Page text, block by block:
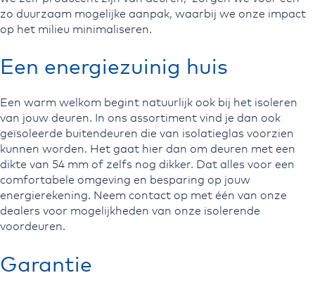
zo duurzaam mogelijke aanpak, waarbij we onze impact
op het milieu minimaliseren.
Een energiezuinig huis
Een warm welkom begint natuurlijk ook bij het isoleren
van jouw deuren. In ons assortiment vind je dan ook
geïsoleerde buitendeuren die van isolatieglas voorzien
kunnen worden. Het gaat hier dan om deuren met een
dikte van 54 mm of zelfs nog dikker. Dat alles voor een
comfortabele omgeving en besparing op jouw
energierekening. Neem contact op met één van onze
dealers voor mogelijkheden van onze isolerende
voordeuren.
Garantie